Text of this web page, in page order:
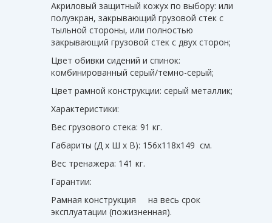
Акриловый защитный кожух по выбору: или
полуэкран, закрывающий грузовой стек с
тыльной стороны, или полностью
закрывающий грузовой стек с двух сторон;
Цвет обивки сидений и спинок:
комбинированный серый/темно-серый;
Цвет рамной конструкции: серый металлик;
Характеристики:
Вес грузового стека: 91 кг.
Габариты (Д х Ш х В): 156х118х149 см.
Вес тренажера: 141 кг.
Гарантии:
Рамная конструкция
на весь срок
эксплуатации (пожизненная).